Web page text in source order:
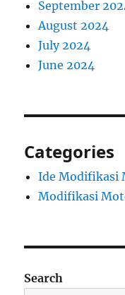
September
August 2024
July 2024
June 2024
Categories
Ide Modifikasi
Modifikasi
Search